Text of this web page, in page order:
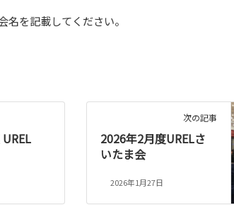
を記載してください。
次の記事
2026年2月度URELさ
いたま会
2026年1月27日